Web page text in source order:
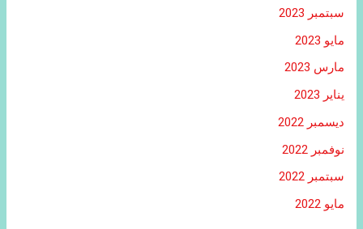
سبتمبر 2023
مايو 2023
مارس 2023
يناير 2023
ديسمبر 2022
نوفمبر 2022
سبتمبر 2022
مايو 2022